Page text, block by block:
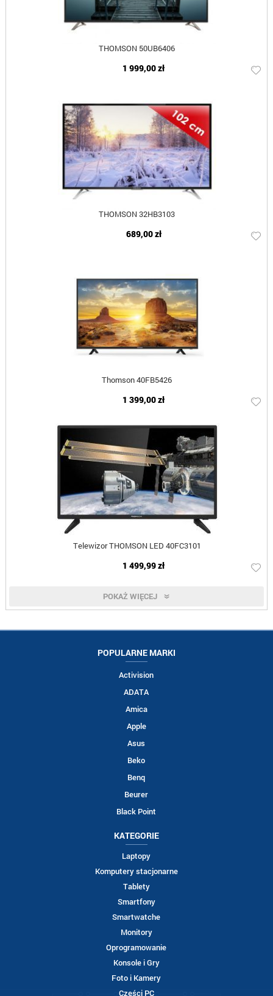
THOMSON 50UB6406
1 999,00 zł
THOMSON 32HB3103
689,00 zł
Thomson 40FB5426
1 399,00 zł
Telewizor THOMSON LED 40FC3101
1 499,99 zł
POKAŻ WIĘCEJ
POPULARNE MARKI
Activision
ADATA
Amica
Apple
Asus
Beko
Benq
Beurer
Black Point
KATEGORIE
Laptopy
Komputery stacjonarne
Tablety
Smartfony
Smartwatche
Monitory
Oprogramowanie
Konsole i Gry
Foto i Kamery
Części PC